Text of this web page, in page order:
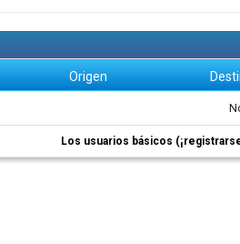
Origen
Los usuarios básicos